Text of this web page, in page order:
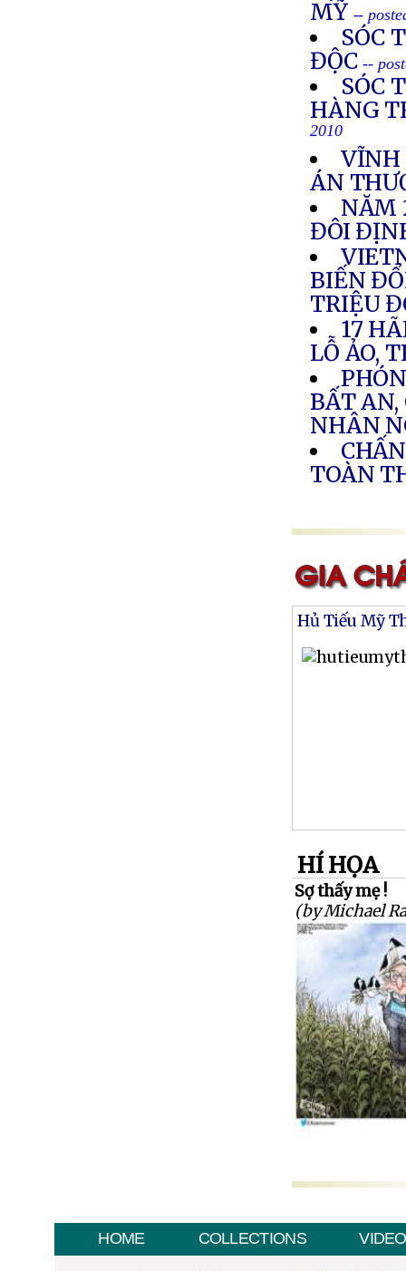
MỸ --
SÓC
ĐỘC--
SÓC
HÀNG
2010
VĨNH
ÁN
NĂM
ĐÔI
BIẾN
TRIỆU
17
LỖ ẢO,
BẤT AN,
NHÂN
TOÀN
Hủ Tiếu Mỹ
HÍ HỌA
Sợ thấy mẹ !
(by Michael
HOME COLLECTIONS VIDEO